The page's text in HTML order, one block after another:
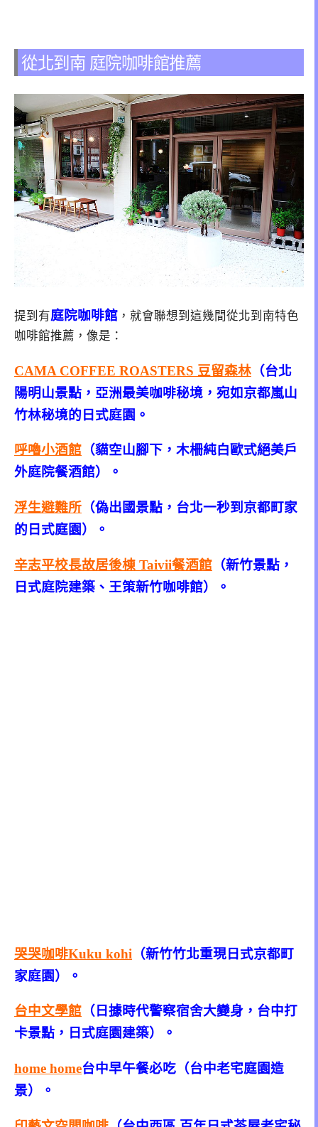
從北到南 庭院咖啡館推薦
提到有庭院咖啡館 ，就會聯想到這幾間從北到南特色
咖啡館推薦，像是：
CAMA COFFEE ROASTERS 豆留森林 （台北
陽明山景點，亞洲最美咖啡秘境，宛如京都嵐山
竹林秘境的日式庭園。
呼嚕小酒館 （貓空山腳下，木柵純白歐式絕美戶
外庭院餐酒館）。
浮生避難所 （偽出國景點，台北一秒到京都町家
的日式庭園）。
辛志平校長故居後棟 Taivii餐酒館 （新竹景點，
日式庭院建築、王策新竹咖啡館）。
哭哭咖啡Kuku kohi （新竹竹北重現日式京都町
家庭園）。
台中文學館 （日據時代警察宿舍大變身，台中打
卡景點，日式庭園建築）。
home home台中早午餐必吃（台中老宅庭園造
景）。